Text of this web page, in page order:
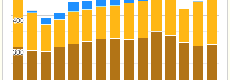
300
300
400
400